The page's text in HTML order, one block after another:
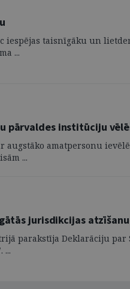
iespējas taisnīgāku un
...
pārvaldes institūciju
amatpersonu
...
jurisdikcijas
parakstīja Deklarāciju
...